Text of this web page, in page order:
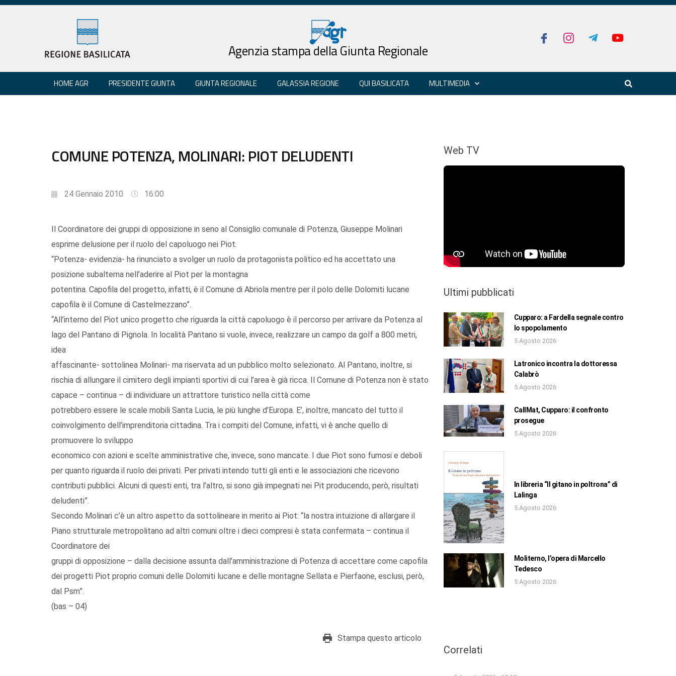
Agenzia stampa della Giunta Regionale
HOME AGR PRESIDENTE GIUNTA GIUNTA REGIONALE GALASSIA REGIONE QUI BASILICATA MULTIMEDIA
COMUNE POTENZA, MOLINARI: PIOT DELUDENTI
24 Gennaio 2010 16:00
Il Coordinatore dei gruppi di opposizione in seno al Consiglio comunale di Potenza, Giuseppe Molinari
esprime delusione per il ruolo del capoluogo nei Piot.
“Potenza- evidenzia- ha rinunciato a svolger un ruolo da protagonista politico ed ha accettato una
posizione subalterna nell’aderire al Piot per la montagna
potentina. Capofila del progetto, infatti, è il Comune di Abriola mentre per il polo delle Dolomiti lucane
capofila è il Comune di Castelmezzano”.
“All’interno del Piot unico progetto che riguarda la città capoluogo è il percorso per arrivare da Potenza al
lago del Pantano di Pignola. In località Pantano si vuole, invece, realizzare un campo da golf a 800 metri,
idea
affascinante- sottolinea Molinari- ma riservata ad un pubblico molto selezionato. Al Pantano, inoltre, si
rischia di allungare il cimitero degli impianti sportivi di cui l’area è già ricca. Il Comune di Potenza non è stato
capace – continua – di individuare un attrattore turistico nella città come
potrebbero essere le scale mobili Santa Lucia, le più lunghe d’Europa. E’, inoltre, mancato del tutto il
coinvolgimento dell’imprenditoria cittadina. Tra i compiti del Comune, infatti, vi è anche quello di
promuovere lo sviluppo
economico con azioni e scelte amministrative che, invece, sono mancate. I due Piot sono fumosi e deboli
per quanto riguarda il ruolo dei privati. Per privati intendo tutti gli enti e le associazioni che ricevono
contributi pubblici. Alcuni di questi enti, tra l’altro, si sono già impegnati nei Pit producendo, però, risultati
deludenti”.
Secondo Molinari c’è un altro aspetto da sottolineare in merito ai Piot: “la nostra intuizione di allargare il
Piano strutturale metropolitano ad altri comuni oltre i dieci compresi è stata confermata – continua il
Coordinatore dei
gruppi di opposizione – dalla decisione assunta dall’amministrazione di Potenza di accettare come capofila
dei progetti Piot proprio comuni delle Dolomiti lucane e delle montagne Sellata e Pierfaone, esclusi, però,
dal Psm”.
(bas – 04)
Stampa questo articolo
Web TV
Ultimi pubblicati
Cupparo: a Fardella segnale contro
lo spopolamento
5 Agosto 2026
Latronico incontra la dottoressa
Calabrò
5 Agosto 2026
CallMat, Cupparo: il confronto
prosegue
5 Agosto 2026
In libreria “Il gitano in poltrona” di
Lalinga
5 Agosto 2026
Moliterno, l’opera di Marcello
Tedesco
5 Agosto 2026
Correlati